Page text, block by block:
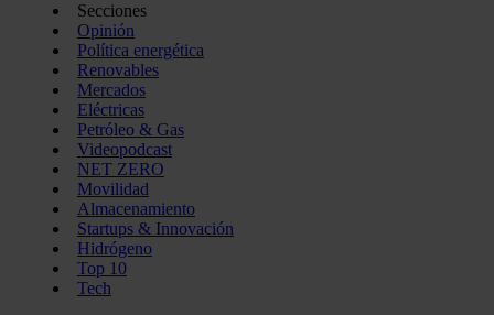
Secciones
Opinión
Política energética
Renovables
Mercados
Eléctricas
Petróleo & Gas
Videopodcast
NET ZERO
Movilidad
Almacenamiento
Startups & Innovación
Hidrógeno
Top 10
Tech